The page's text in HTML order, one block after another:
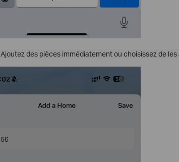
Ajoutez des pièces immédiatement ou choisissez de